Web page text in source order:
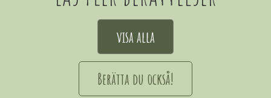
visa alla
Berätta du också!